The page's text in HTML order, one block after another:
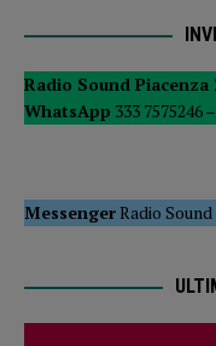
Radio Sound Piacenza
WhatsApp 333 7575246 –
MessengerRadio Sound